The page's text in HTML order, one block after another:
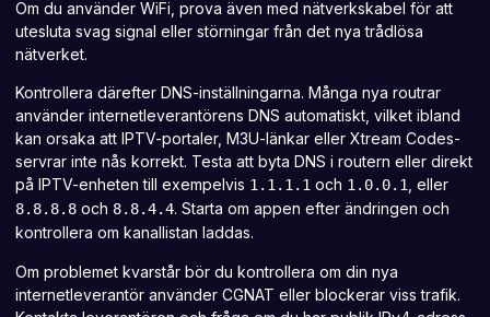
Om du använder WiFi, prova även med nätverkskabel för att
utesluta svag signal eller störningar från det nya trådlösa
nätverket.
Kontrollera därefter DNS-inställningarna. Många nya routrar
använder internetleverantörens DNS automatiskt, vilket ibland
kan orsaka att IPTV-portaler, M3U-länkar eller Xtream Codes-
servrar inte nås korrekt. Testa att byta DNS i routern eller direkt
på IPTV-enheten till exempelvis 1.1.1.1 och 1.0.0.1 , eller
8.8.8.8 och 8.8.4.4. Starta om appen efter ändringen och
kontrollera om kanallistan laddas.
Om problemet kvarstår bör du kontrollera om din nya
internetleverantör använder CGNAT eller blockerar viss trafik.